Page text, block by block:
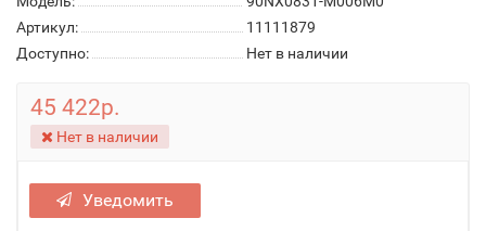
Артикул:
11111879
Доступно:
Нет в наличии
45 422р.
Нет в наличии
Уведомить